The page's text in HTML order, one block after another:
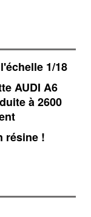
1/18
AUDI A6
à 2600
résine !